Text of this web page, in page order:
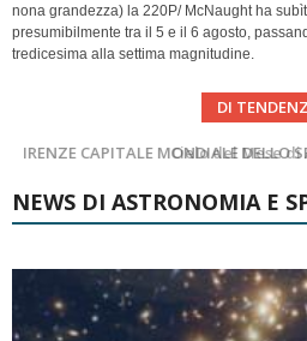
nona grandezza) la 220P/ McNaught ha
presumibilmente tra il 5 e il 6 agosto,
tredicesima alla settima magnitudine.
DI
Cielo del Mese di
SUPERNOVAE aggiornamenti
NEWS DI ASTRONOMIA E